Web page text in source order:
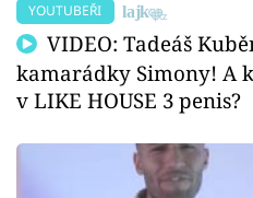
YOUTUBEŘI
VIDEO: Tadeáš
kamarádky Simony! A
v LIKE HOUSE 3 penis?